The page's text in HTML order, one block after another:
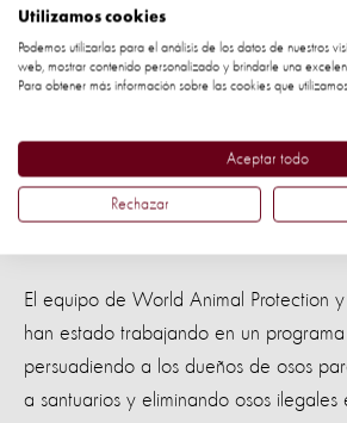
Hoy en día, quedan menos de 400
bilis,¡una reducción del 90%!
Hemos recorrido un largo camino,
por hacer para poner fin a esta
todas. Ahora, tenemos que convencer
El equipo de World Animal Protection
han estado trabajando en un
persuadiendo a los dueños de osos
a santuarios y eliminando osos ilegales
Utilizamos cookies
Podemos utilizarlas para el análisis de los datos de nuestros
web, mostrar contenido personalizado y brindarle una
Para obtener más información sobre las cookies que
Aceptar todo
Rechazar